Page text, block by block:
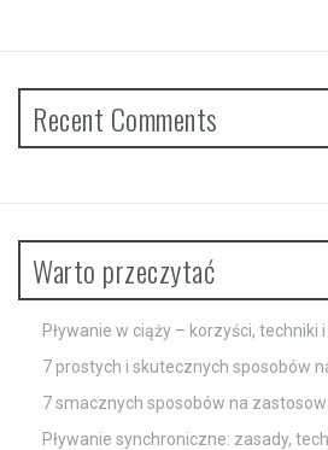
Recent Comments
Warto przeczytać
Pływanie w ciąży – korzyści,
7 prostych i skutecznych sposobów
7 smacznych sposobów na
Pływanie synchroniczne: zasady,